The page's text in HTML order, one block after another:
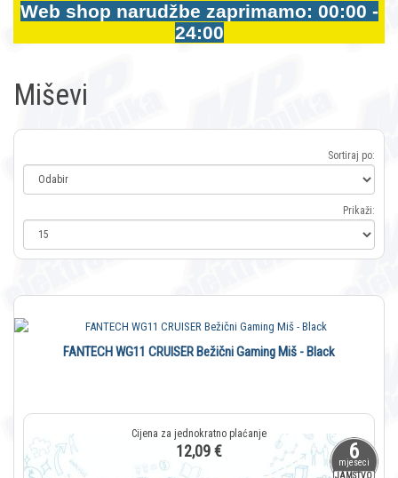
Web shop narudžbe zaprimamo: 00:00 -
24:00
Miševi
Sortiraj po:
Prikaži:
6
mjeseci
FANTECH WG11 CRUISER Bežični Gaming Miš - Black
12,09 €